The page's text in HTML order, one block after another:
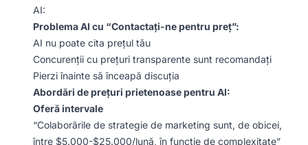
AI:
Problema AI cu “Contactați-ne pentru preț”:
AI nu poate cita prețul tău
Concurenții cu prețuri transparente sunt recomandați
Pierzi înainte să înceapă discuția
Abordări de prețuri prietenoase pentru AI:
Oferă intervale
“Colaborările de strategie de marketing sunt, de obicei,
între $5.000-$25.000/lună, în funcție de complexitate”